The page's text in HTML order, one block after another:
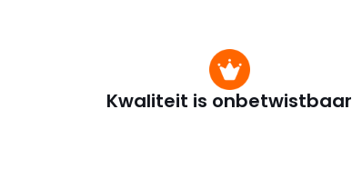
Kwaliteit is onbetwistbaar